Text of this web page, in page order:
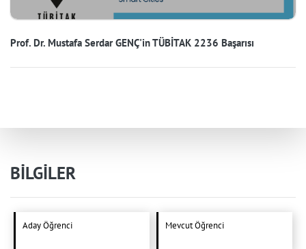
Prof. Dr. Mustafa Serdar GENÇ'in TÜBİTAK 2236 Başarısı
BİLGİLER
Aday Öğrenci Mevcut Öğrenci